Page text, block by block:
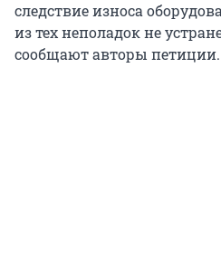
следствие износа
из тех неполадок не
сообщают авторы петиции.